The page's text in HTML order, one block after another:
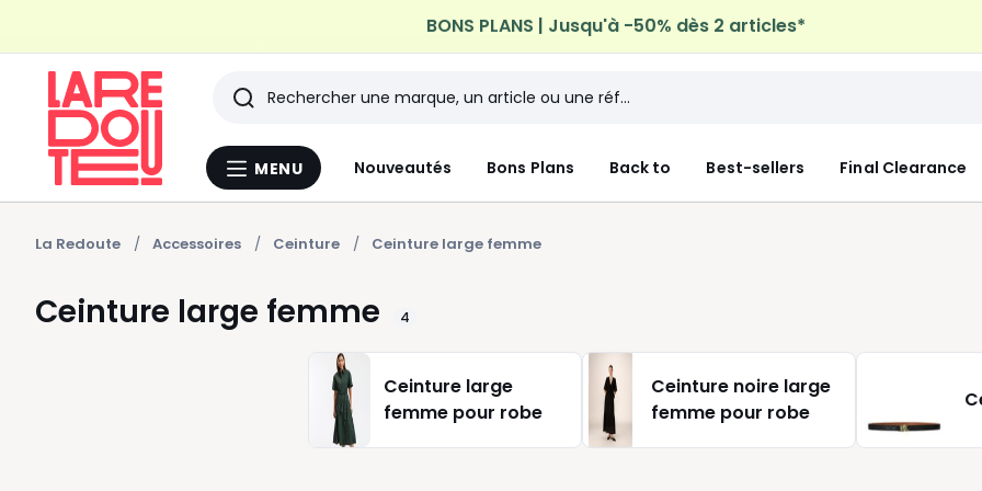
Profitez de la livraison à domicile offerte*sur tous vos achats Mode & Maison
Menu
MENU Nouveautés Bons Plans Back to Best-sellers Final Clearance
Rechercher
Les
derniers
articles
consultés
La Redoute Accessoires Ceinture Ceinture large femme
Ceinture large femme 4
Ceinture large
femme pour robe
Ceinture noire large
femme pour robe